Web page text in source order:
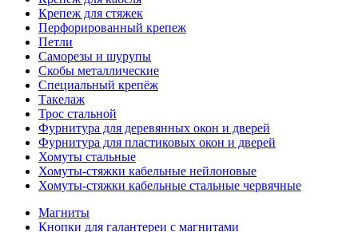
Крепеж для стяжек
Перфорированный крепеж
Петли
Саморезы и шурупы
Скобы металлические
Специальный крепёж
Такелаж
Трос стальной
Фурнитура для деревянных окон и дверей
Фурнитура для пластиковых окон и дверей
Хомуты стальные
Хомуты-стяжки кабельные нейлоновые
Хомуты-стяжки кабельные стальные червячные
Магниты
Кнопки для галантереи с магнитами